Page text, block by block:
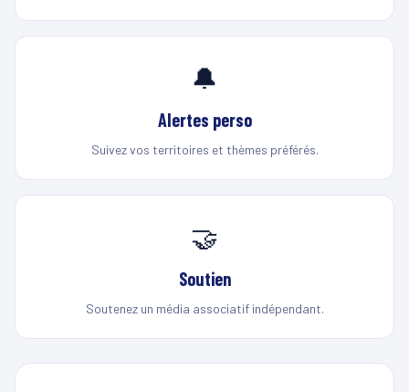
🔔
Alertes perso
Suivez vos territoires et thèmes préférés.
🤝
Soutien
Soutenez un média associatif indépendant.